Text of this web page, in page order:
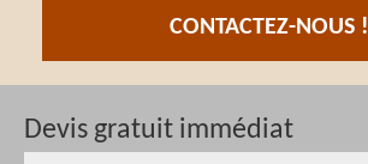
CONTACTEZ-NOUS !
Devis gratuit immédiat